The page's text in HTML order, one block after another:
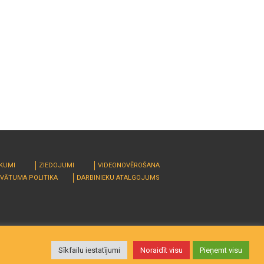
ZIEDOJUMI
VIDEONOVĒROŠANA
POLITIKA
DARBINIEKU ATALGOJUMS
Sīkfailu iestatījumi Noraidīt visu Pieņemt visu